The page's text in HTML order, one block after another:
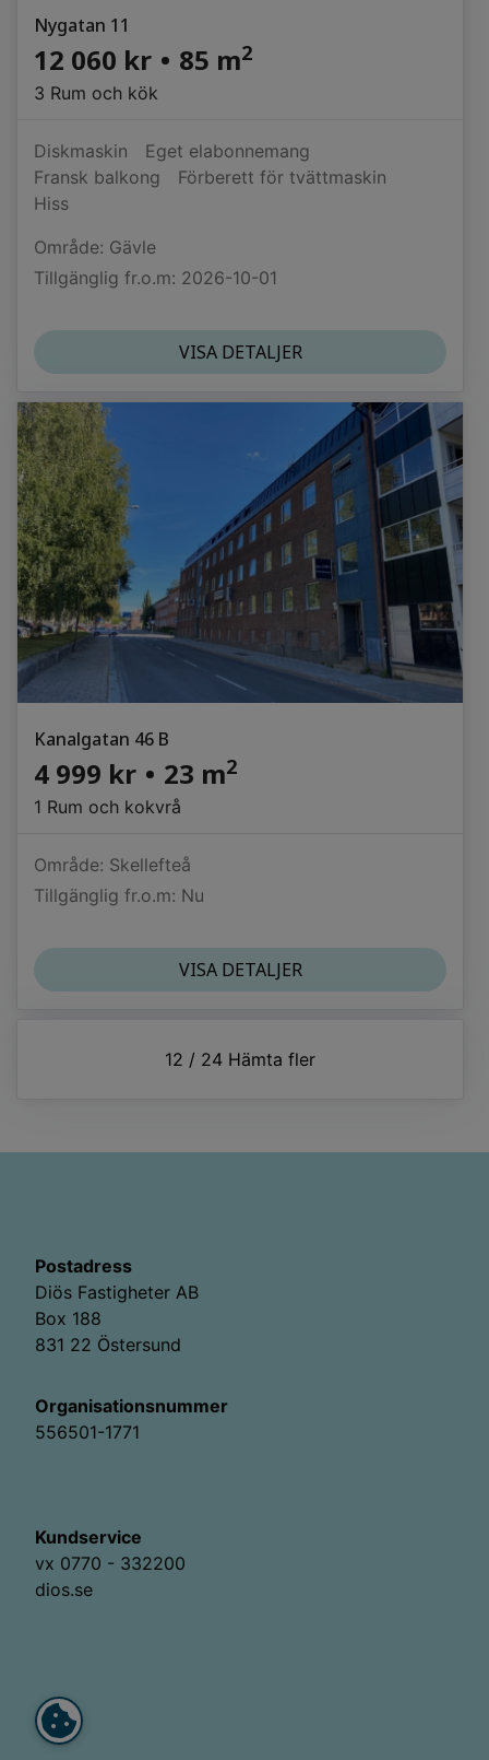
Nygatan 11
12 060 kr • 85 m2
3 Rum och kök
Diskmaskin
Eget elabonnemang
Fransk balkong
Förberett för tvättmaskin
Hiss
Område: Gävle
Tillgänglig fr.o.m: 2026-10-01
VISA DETALJER
Kanalgatan 46 B
4 999 kr • 23 m2
1 Rum och kokvrå
Område: Skellefteå
Tillgänglig fr.o.m: Nu
VISA DETALJER
12 / 24 Hämta fler
Postadress
Diös Fastigheter AB
Box 188
831 22 Östersund
Organisationsnummer
556501-1771
Kundservice
vx 0770 - 332200
dios.se